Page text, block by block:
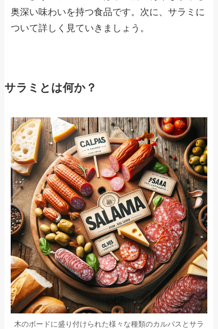
奥深い味わいを持つ食品です。次に、サラミに
ついて詳しく見ていきましょう。
サラミとは何か？
木のボードに盛り付けられた様々な種類のカルパスとサラ